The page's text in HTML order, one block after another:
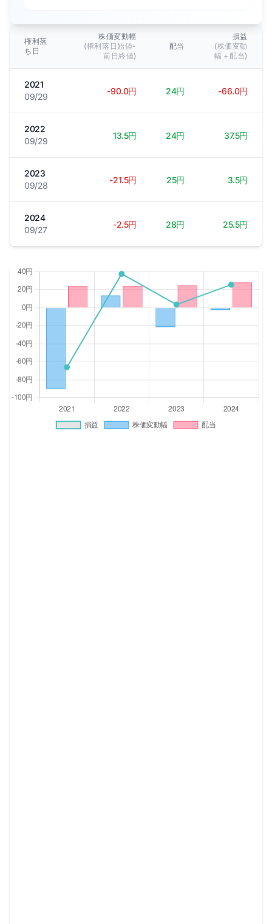
権利落
ち日
株価変動幅
(権利落日始値-
前日終値)
配当
損益
(株価変動
幅＋配当)
2021
09/29
-90.0円 24円 -66.0円
2022
09/29
13.5円 24円 37.5円
2023
09/28
-21.5円 25円 3.5円
2024
09/27
-2.5円 28円 25.5円